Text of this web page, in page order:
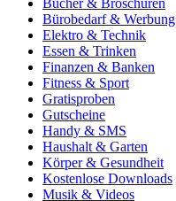
Bücher & Broschüren
Bürobedarf & Werbung
Elektro & Technik
Essen & Trinken
Finanzen & Banken
Fitness & Sport
Gratisproben
Gutscheine
Handy & SMS
Haushalt & Garten
Körper & Gesundheit
Kostenlose Downloads
Musik & Videos